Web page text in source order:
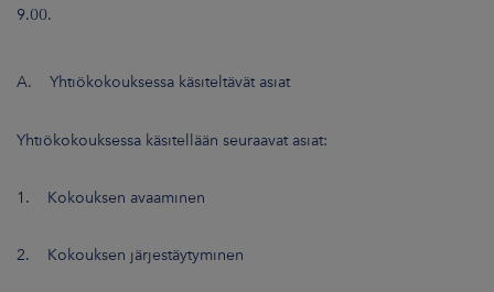
9.00.
A. Yhtiökokouksessa käsiteltävät asiat
Yhtiökokouksessa käsitellään seuraavat asiat:
1. Kokouksen avaaminen
2. Kokouksen järjestäytyminen